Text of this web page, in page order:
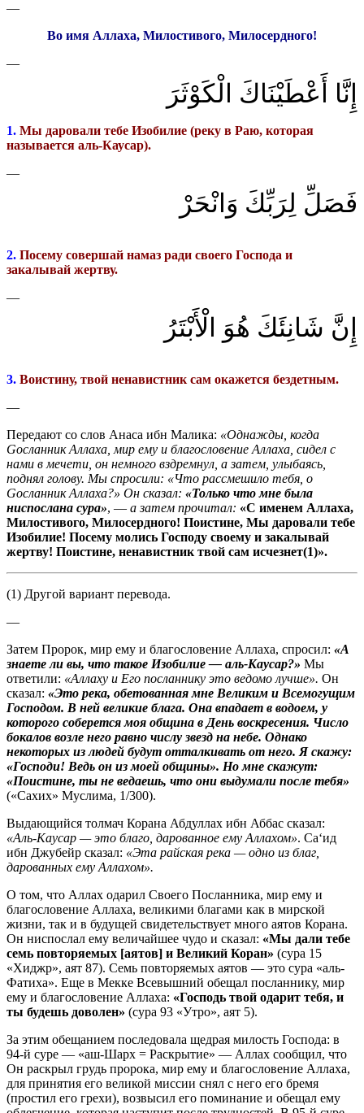
—
Во имя Аллаха, Милостивого, Милосердного!
—
إِنَّا أَعْطَيْنَاكَ الْكَوْثَرَ
1. Мы даровали тебе Изобилие (реку в Раю, которая
называется аль-Каусар).
—
فَصَلِّ لِرَبِّكَ وَانْحَرْ
2. Посему совершай намаз ради своего Господа и
закалывай жертву.
—
إِنَّ شَانِئَكَ هُوَ الْأَبْتَرُ
3. Воистину, твой ненавистник сам окажется бездетным.
—
Передают со слов Анаса ибн Малика: «Однажды, когда
Gосланник Аллаха, мир ему и благословение Аллаха, сидел с
нами в мечети, он немного вздремнул, а затем, улыбаясь,
поднял голову. Мы спросили: «Что рассмешило тебя, о
Gосланник Аллаха?» Он сказал: «Только что мне была
ниспослана сура», — а затем прочитал: «С именем Аллаха,
Милостивого, Милосердного! Поистине, Мы даровали тебе
Изобилие! Посему молись Господу своему и закалывай
жертву! Поистине, ненавистник твой сам исчезнет(1)».
(1) Другой вариант перевода.
—
Затем Пророк, мир ему и благословение Аллаха, спросил: «А
знаете ли вы, что такое Изобилие — аль-Каусар?» Мы
ответили: «Аллаху и Его посланнику это ведомо лучше». Он
сказал: «Это река, обетованная мне Великим и Всемогущим
Господом. В ней великие блага. Она впадает в водоем, у
которого соберется моя община в День воскресения. Число
бокалов возле него равно числу звезд на небе. Однако
некоторых из людей будут отталкивать от него. Я скажу:
«Господи! Ведь он из моей общины». Но мне скажут:
«Поистине, ты не ведаешь, что они выдумали после тебя»
(«Сахих» Муслима, 1/300).
Выдающийся толмач Корана Абдуллах ибн Аббас сказал:
«Аль-Каусар — это благо, дарованное ему Аллахом». Са‘ид
ибн Джубейр сказал: «Эта райская река — одно из благ,
дарованных ему Аллахом».
О том, что Аллах одарил Своего Посланника, мир ему и
благословение Аллаха, великими благами как в мирской
жизни, так и в будущей свидетельствует много аятов Корана.
Он ниспослал ему величайшее чудо и сказал: «Мы дали тебе
семь повторяемых [аятов] и Великий Коран» (сура 15
«Хиджр», аят 87). Семь повторяемых аятов — это сура «аль-
Фатиха». Еще в Мекке Всевышний обещал посланнику, мир
ему и благословение Аллаха: «Господь твой одарит тебя, и
ты будешь доволен» (сура 93 «Утро», аят 5).
За этим обещанием последовала щедрая милость Господа: в
94-й суре — «аш-Шарх = Раскрытие» — Аллах сообщил, что
Он раскрыл грудь пророка, мир ему и благословение Аллаха,
для принятия его великой миссии снял с него его бремя
(простил его грехи), возвысил его поминание и обещал ему